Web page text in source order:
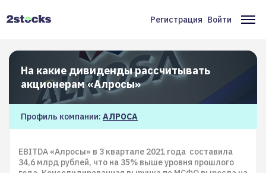
Меню
учётной
записи
пользователя
Регистрация Войти
На какие дивиденды рассчитывать
акционерам «Алросы»
Профиль компании: АЛРОСА
EBITDA «Алросы» в 3 квартале 2021 года составила
34,6 млрд рублей, что на 35% выше уровня прошлого